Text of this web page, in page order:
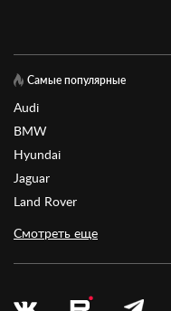
Самые популярные
Audi
BMW
Hyundai
Jaguar
Land Rover
Смотреть еще